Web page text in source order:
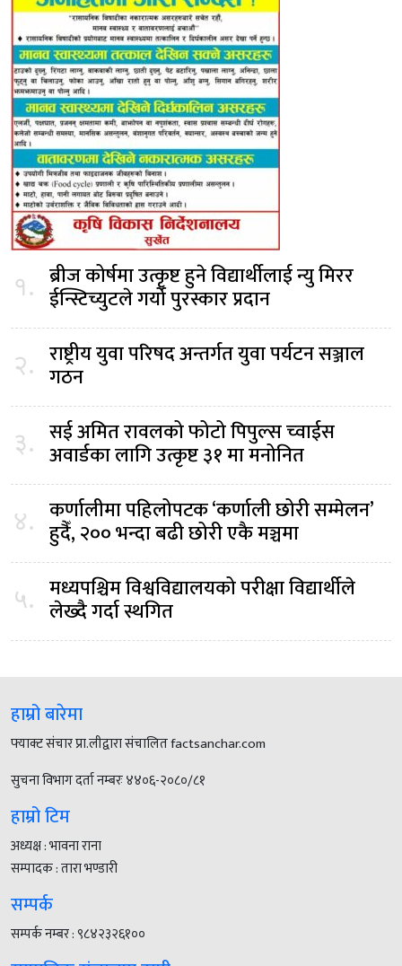
१. ब्रीज कोर्षमा उत्कृष्ट हुने विद्यार्थीलाई न्यु मिरर
ईन्स्टिच्युटले गर्यो पुरस्कार प्रदान
२. राष्ट्रीय युवा परिषद अन्तर्गत युवा पर्यटन सञ्जाल
गठन
३. सई अमित रावलको फोटो पिपुल्स च्वाईस
अवार्डका लागि उत्कृष्ट ३१ मा मनोनित
४. कर्णालीमा पहिलोपटक ‘कर्णाली छोरी सम्मेलन’
हुदैँ, २०० भन्दा बढी छोरी एकै मञ्चमा
५. मध्यपश्चिम विश्वविद्यालयको परीक्षा विद्यार्थीले
लेख्दै गर्दा स्थगित
हाम्रो बारेमा
फ्याक्ट संचार प्रा.लीद्वारा संचालित factsanchar.com
सुचना विभाग दर्ता नम्बरः ४४०६-२०८०/८१
हाम्रो टिम
अध्यक्ष : भावना राना
सम्पादक : तारा भण्डारी
सम्पर्क
सम्पर्क नम्बर : ९८४२३२६१००